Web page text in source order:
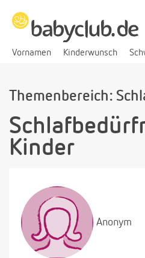
Vornamen Kinderwunsch
Themenbereich:
Kinder
Anonym